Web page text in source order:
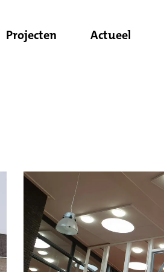
Projecten Actueel